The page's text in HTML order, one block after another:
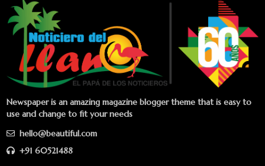
Newspaper is an amazing magazine blogger theme that is easy to
use and change to fit your needs
hello@beautiful.com
+91 60521488